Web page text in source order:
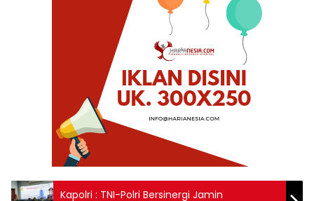
Kapolri : TNI-Polri Bersinergi Jamin